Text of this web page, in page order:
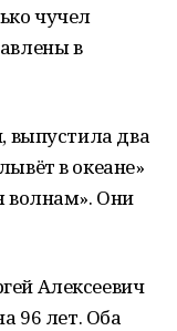
чучел
в
выпустила два
в океане»
волнам». Они
Алексеевич
96 лет. Оба